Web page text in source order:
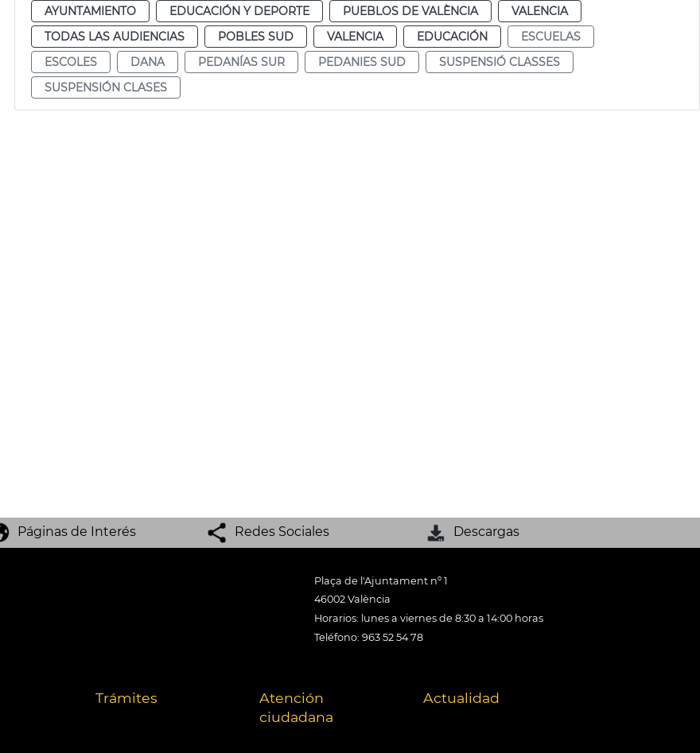
AYUNTAMIENTO EDUCACIÓN Y DEPORTE PUEBLOS DE VALÈNCIA
VALENCIA
TODAS LAS AUDIENCIAS
POBLES SUD VALENCIA EDUCACIÓN
ESCUELAS
ESCOLES
DANA PEDANÍAS SUR PEDANIES SUD
SUSPENSIÓ CLASSES
SUSPENSIÓN CLASES
Páginas de Interés Redes Sociales Descargas
Plaça de l'Ajuntament nº 1
46002 València
Horarios: lunes a viernes de 8:30 a 14:00 horas
Teléfono: 963 52 54 78
Trámites
Atención
ciudadana
Actualidad